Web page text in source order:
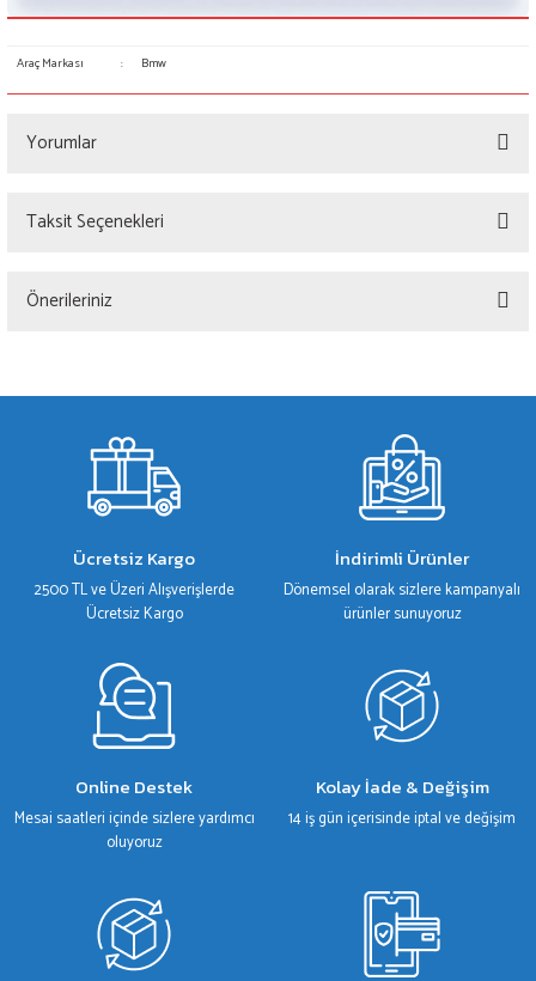
Araç Markası : Bmw
Yorumlar
Taksit Seçenekleri
Önerileriniz
gördüğünüz noktaları öneri formunu kullanarak tarafımıza iletebilirsiniz.
Ürün resmi kalitesiz, bozuk veya görüntülenemiyor.
Ürün açıklamasında eksik bilgiler bulunuyor.
Ürün fiyatı diğer sitelerden daha pahalı.
Bu ürüne benzer farklı alternatifler olmalı.
Ücretsiz Kargo
2500 TL ve Üzeri Alışverişlerde
Ücretsiz Kargo
İndirimli Ürünler
Dönemsel olarak sizlere kampanyalı
ürünler sunuyoruz
Online Destek
Mesai saatleri içinde sizlere yardımcı
oluyoruz
Kolay İade & Değişim
14 iş gün içerisinde iptal ve değişim